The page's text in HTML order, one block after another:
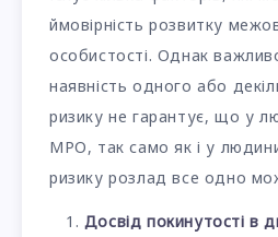
ймовірність розвитку
особистості. Однак
наявність одного або
ризику не гарантує, що у
МРО, так само як і у
ризику розлад все одно
Досвід покинутості в